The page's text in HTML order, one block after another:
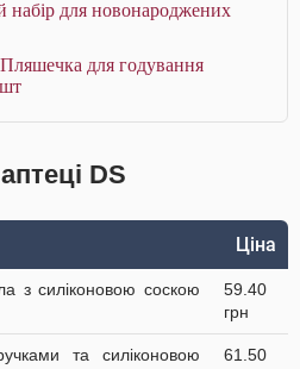
набір для новонароджених
для годування
DS
Ціна
з силіконовою соскою
59.40
грн
та силіконовою
61.50